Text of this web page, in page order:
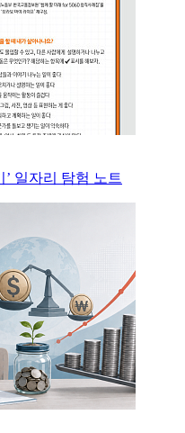
’ 일자리 탐험 노트